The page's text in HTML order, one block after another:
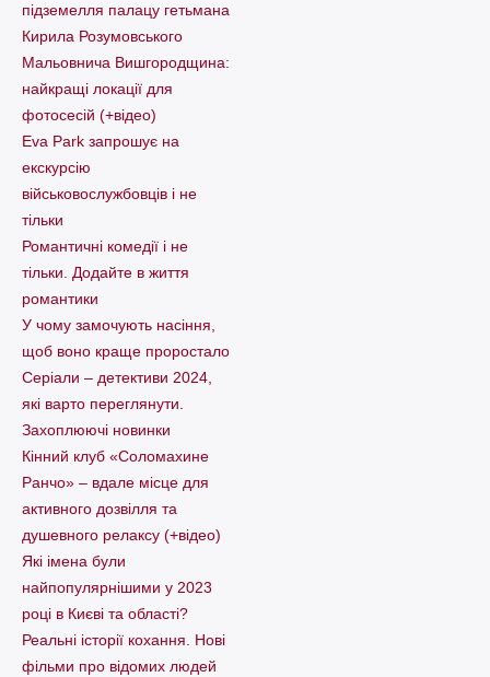
підземелля палацу гетьмана
Кирила Розумовського
Мальовнича Вишгородщина:
найкращі локації для
фотосесій (+відео)
Eva Park запрошує на
екскурсію
військовослужбовців і не
тільки
Романтичні комедії і не
тільки. Додайте в життя
романтики
У чому замочують насіння,
щоб воно краще проростало
Серіали – детективи 2024,
які варто пеpеглянути.
Захоплюючі новинки
Кінний клуб «Соломахине
Ранчо» – вдале місце для
активного дозвілля та
душевного релаксу (+відео)
Які імена були
найпопулярнішими у 2023
році в Києві та області?
Реальні історії кохання. Нові
фільми про відомих людей